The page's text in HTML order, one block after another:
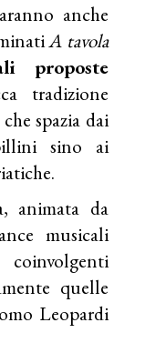
anche
A tavola
proposte
tradizione
spazia dai
sino ai
animata da
musicali
quelle
Leopardi